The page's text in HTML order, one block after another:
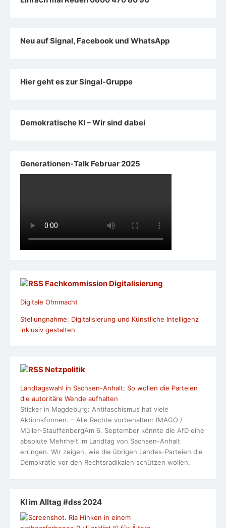
Neu auf Signal, Facebook und WhatsApp
Hier geht es zur Singal-Gruppe
Demokratische KI – Wir sind dabei
Generationen-Talk Februar 2025
Fachkommission Digitalisierung
Digitale Ohnmacht
Stellungnahme: Digitalisierung und Künstliche Intelligenz
inklusiv gestalten
Netzpolitik
Landtagswahl in Sachsen-Anhalt: So wollen die Parteien
die autoritäre Wende aufhalten
Sticker in Magdeburg: Antifaschismus hat viele
Aktionsformen. – Alle Rechte vorbehalten: IMAGO /
Müller-StauffenbergAm 6. September könnte die AfD eine
absolute Mehrheit im Landtag von Sachsen-Anhalt
erringen. Wir zeigen, wie die übrigen Landes-Parteien die
Demokratie vor den Rechtsradikalen schützen wollen.
KI im Alltag #dss 2024